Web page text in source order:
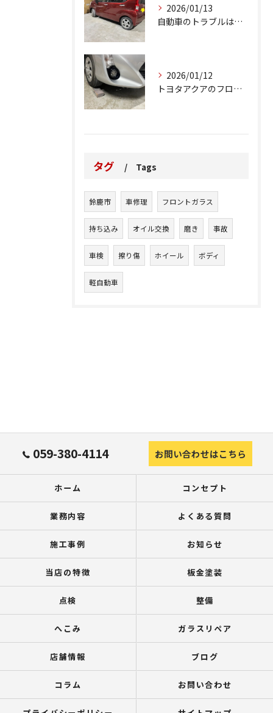
2026/01/13
自動車のトラブルは、日常生活において避けられない出来事の一つ...
2026/01/12
トヨタアクアのフロントバンパーの右下側を縁石にぶつけてできた...
タグ Tags
鈴鹿市 車修理 フロントガラス
持ち込み オイル交換 磨き 事故
車検 擦り傷 ホイール ボディ
軽自動車
059-380-4114 お問い合わせはこちら
ホーム コンセプト
業務内容 よくある質問
施工事例 お知らせ
当店の特徴 板金塗装
点検 整備
へこみ ガラスリペア
店舗情報 ブログ
コラム お問い合わせ